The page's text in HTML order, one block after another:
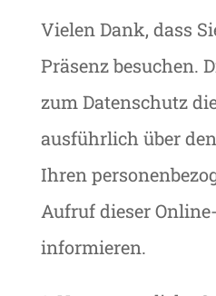
Vielen Dank, dass
Präsenz besuchen.
zum Datenschutz
ausführlich über
Ihren
Aufruf dieser
informieren.